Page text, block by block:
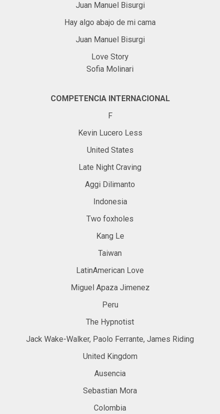
Juan Manuel Bisurgi
Hay algo abajo de mi cama
Juan Manuel Bisurgi
Love Story
Sofia Molinari
COMPETENCIA INTERNACIONAL
F
Kevin Lucero Less
United States
Late Night Craving
Aggi Dilimanto
Indonesia
Two foxholes
Kang Le
Taiwan
LatinAmerican Love
Miguel Apaza Jimenez
Peru
The Hypnotist
Jack Wake-Walker, Paolo Ferrante, James Riding
United Kingdom
Ausencia
Sebastian Mora
Colombia